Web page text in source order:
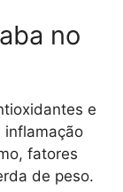
no
e
inflamação
fatores
de peso.